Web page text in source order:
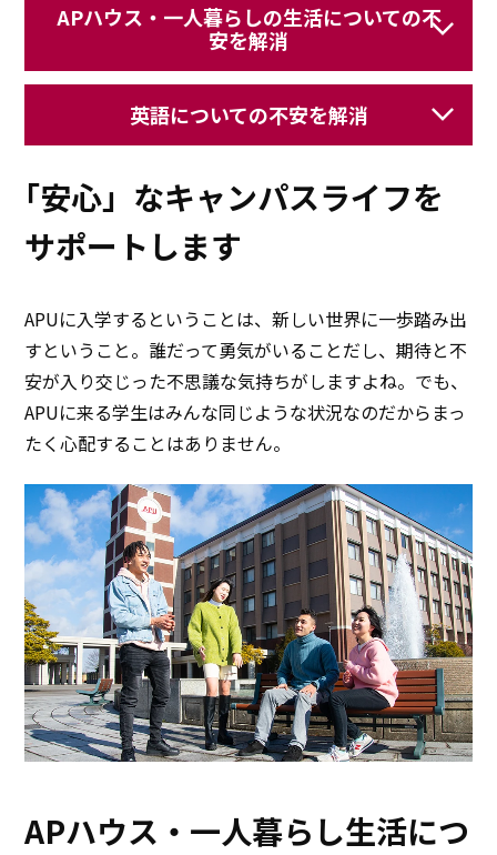
APハウス・一人暮らしの生活についての不
安を解消
英語についての不安を解消
「安心」なキャンパスライフを
サポートします
APUに入学するということは、新しい世界に一歩踏み出
すということ。誰だって勇気がいることだし、期待と不
安が入り交じった不思議な気持ちがしますよね。でも、
APUに来る学生はみんな同じような状況なのだからまっ
たく心配することはありません。
APハウス・一人暮らし生活につ